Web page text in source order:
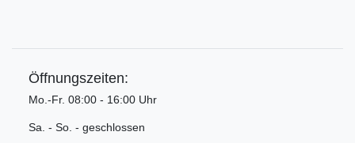
Öffnungszeiten:
Mo.-Fr. 08:00 - 16:00 Uhr
Sa. - So. - geschlossen